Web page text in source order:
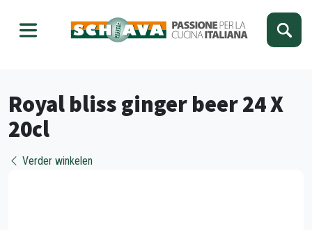
Royal bliss ginger beer 24 X
20cl
Verder winkelen